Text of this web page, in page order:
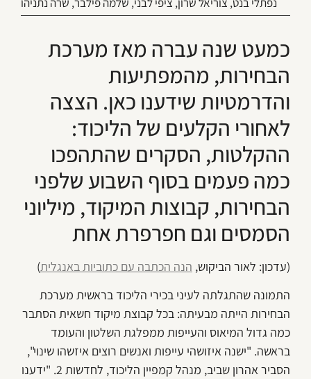
כמעט שנה עברה מאז מערכת
הבחירות, מהמפתיעות
והדרמטיות שידענו כאן. הצצה
לאחורי הקלעים של הליכוד:
ההקלטות, הסקרים שהתהפכו
כמה פעמים בסוף השבוע שלפני
הבחירות, קבוצות המיקוד, מיליוני
הסמסים וגם חפרפרת אחת
(עדכון: לאור הביקוש, הנה הכתבה עם כתוביות באנגלית)
התמונה שהתגלתה לעיני בכירי הליכוד בראשית מערכת
הבחירות הייתה מבעיתה: בכל קבוצת מיקוד חשאית הסתבר
כמה גדול המיאוס והעייפות ממפלגת השלטון והעומד
בראשה. "ישנה איזושהי עייפות ואנשים רוצים איזשהו שינוי",
הסביר אהרון שביב, מנהל קמפיין הליכוד, לחדשות 2. "ידענו